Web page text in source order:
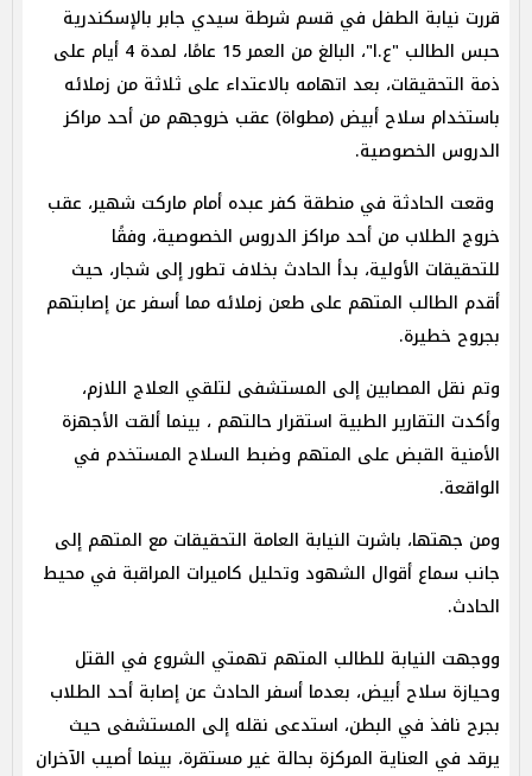
قررت نيابة الطفل في قسم شرطة سيدي جابر بالإسكندرية
حبس الطالب "ع.ا"، البالغ من العمر 15 عامًا، لمدة 4 أيام على
ذمة التحقيقات، بعد اتهامه بالاعتداء على ثلاثة من زملائه
باستخدام سلاح أبيض (مطواة) عقب خروجهم من أحد مراكز
الدروس الخصوصية.
وقعت الحادثة في منطقة كفر عبده أمام ماركت شهير، عقب
خروج الطلاب من أحد مراكز الدروس الخصوصية، وفقًا
للتحقيقات الأولية، بدأ الحادث بخلاف تطور إلى شجار، حيث
أقدم الطالب المتهم على طعن زملائه مما أسفر عن إصابتهم
بجروح خطيرة.
وتم نقل المصابين إلى المستشفى لتلقي العلاج اللازم،
وأكدت التقارير الطبية استقرار حالتهم ، بينما ألقت الأجهزة
الأمنية القبض على المتهم وضبط السلاح المستخدم في
الواقعة.
ومن جهتها، باشرت النيابة العامة التحقيقات مع المتهم إلى
جانب سماع أقوال الشهود وتحليل كاميرات المراقبة في محيط
الحادث.
ووجهت النيابة للطالب المتهم تهمتي الشروع في القتل
وحيازة سلاح أبيض، بعدما أسفر الحادث عن إصابة أحد الطلاب
بجرح نافذ في البطن، استدعى نقله إلى المستشفى حيث
يرقد في العناية المركزة بحالة غير مستقرة، بينما أصيب الآخران